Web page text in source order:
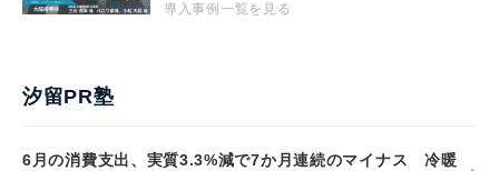
導入事例一覧を見る
汐留PR塾
6月の消費支出、実質3.3%減で7か月連続のマイナス 冷暖